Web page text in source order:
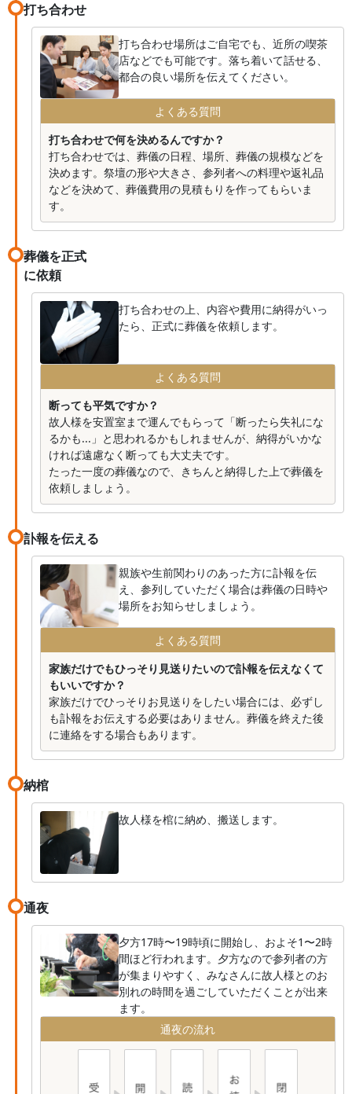
打ち合わせ
打ち合わせ場所はご自宅でも、近所の喫茶
店などでも可能です。落ち着いて話せる、
都合の良い場所を伝えてください。
よくある質問
打ち合わせで何を決めるんですか？
打ち合わせでは、葬儀の日程、場所、葬儀の規模などを
決めます。祭壇の形や大きさ、参列者への料理や返礼品
などを決めて、葬儀費用の見積もりを作ってもらいま
す。
葬儀を正式
に依頼
打ち合わせの上、内容や費用に納得がいっ
たら、正式に葬儀を依頼します。
よくある質問
断っても平気ですか？
故人様を安置室まで運んでもらって「断ったら失礼にな
るかも...」と思われるかもしれませんが、納得がいかな
ければ遠慮なく断っても大丈夫です。
たった一度の葬儀なので、きちんと納得した上で葬儀を
依頼しましょう。
訃報を伝える
親族や生前関わりのあった方に訃報を伝
え、参列していただく場合は葬儀の日時や
場所をお知らせしましょう。
よくある質問
家族だけでもひっそり見送りたいので訃報を伝えなくて
もいいですか？
家族だけでひっそりお見送りをしたい場合には、必ずし
も訃報をお伝えする必要はありません。葬儀を終えた後
に連絡をする場合もあります。
納棺
故人様を棺に納め、搬送します。
通夜
夕方17時〜19時頃に開始し、およそ1〜2時
間ほど行われます。夕方なので参列者の方
が集まりやすく、みなさんに故人様とのお
別れの時間を過ごしていただくことが出来
ます。
通夜の流れ